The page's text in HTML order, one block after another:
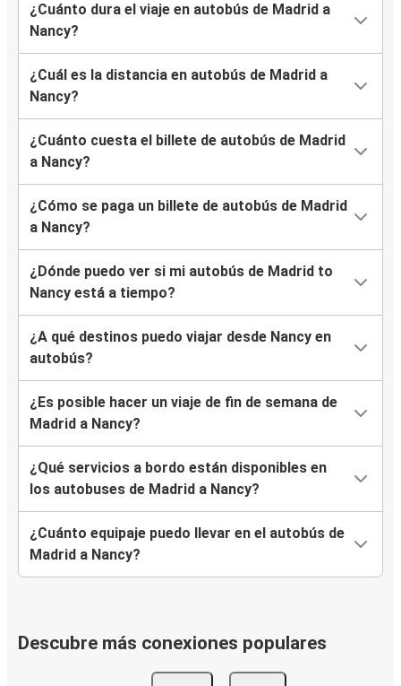
¿Cuánto dura el viaje en autobús de Madrid a
Nancy?
¿Cuál es la distancia en autobús de Madrid a
Nancy?
¿Cuánto cuesta el billete de autobús de Madrid
a Nancy?
¿Cómo se paga un billete de autobús de Madrid
a Nancy?
¿Dónde puedo ver si mi autobús de Madrid to
Nancy está a tiempo?
¿A qué destinos puedo viajar desde Nancy en
autobús?
¿Es posible hacer un viaje de fin de semana de
Madrid a Nancy?
¿Qué servicios a bordo están disponibles en
los autobuses de Madrid a Nancy?
¿Cuánto equipaje puedo llevar en el autobús de
Madrid a Nancy?
Descubre más conexiones populares